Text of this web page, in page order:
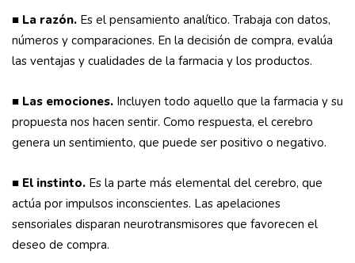
■ La razón. Es el pensamiento analítico. Trabaja con datos,
números y comparaciones. En la decisión de compra, evalúa
las ventajas y cualidades de la farmacia y los productos.
■ Las emociones. Incluyen todo aquello que la farmacia y su
propuesta nos hacen sentir. Como respuesta, el cerebro
genera un sentimiento, que puede ser positivo o negativo.
■ El instinto. Es la parte más elemental del cerebro, que
actúa por impulsos inconscientes. Las apelaciones
sensoriales disparan neurotransmisores que favorecen el
deseo de compra.